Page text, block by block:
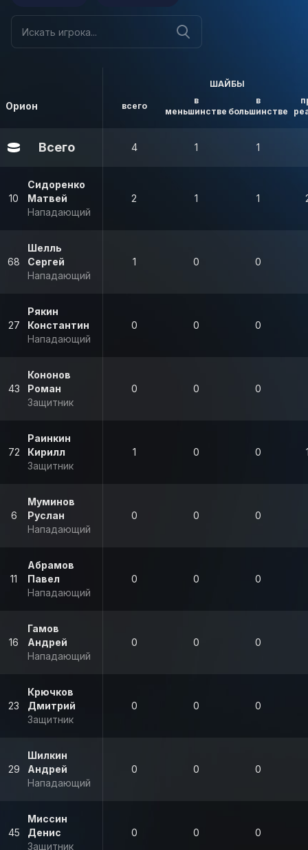
Орион
ШАЙБЫ
всего
в
меньшинстве
в
большинстве
Всего 4 1 1
10
Сидоренко
Матвей
Нападающий
2 1 1
68
Шелль
Сергей
Нападающий
1 0 0
27
Рякин
Константин
Нападающий
0 0 0
43
Кононов
Роман
Защитник
0 0 0
72
Раинкин
Кирилл
Защитник
1 0 0
6
Муминов
Руслан
Нападающий
0 0 0
11
Абрамов
Павел
Нападающий
0 0 0
16
Гамов
Андрей
Нападающий
0 0 0
23
Крючков
Дмитрий
Защитник
0 0 0
29
Шилкин
Андрей
Нападающий
0 0 0
45
Миссин
Денис
Защитник
0 0 0